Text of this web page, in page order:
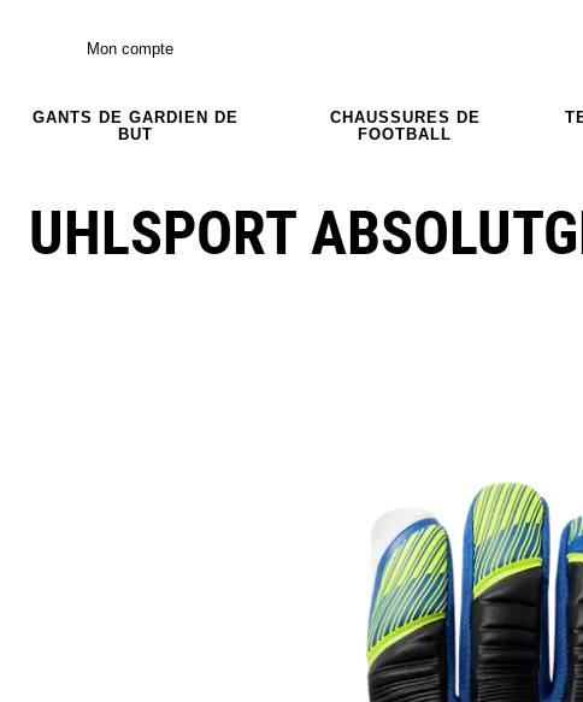
Mon compte
GANTS DE GARDIEN DE
BUT
CHAUSSURES DE
FOOTBALL
UHLSPORT